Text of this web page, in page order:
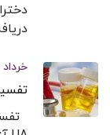
خرداد 20, 1402